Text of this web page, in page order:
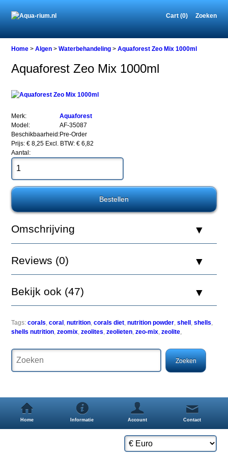
Cart (0) Zoeken
Home
Waterbehandeling
Mix
1000ml
Mix
1000ml
speciaal
afgestemd
op
Gebruik
en
zoetwater
ZeoMix
weken,
het
Home >Algen >Waterbehandeling >Aquaforest Zeo Mix 1000ml
Aquaforest Zeo Mix 1000ml
Merk:
Aquaforest
Model:
AF-35087
Beschikbaarheid:Pre-Order
Prijs: € 8,25 Excl. BTW: € 6,82
Aantal:
Omschrijving
Reviews (0)
Bekijk ook (47)
Tags: corals,coral ,nutrition,corals diet,nutrition powder,shell ,shells,
shells nutrition,zeomix,zeolites,zeolieten,zeo-mix,zeolite,
Home Informatie Account Contact